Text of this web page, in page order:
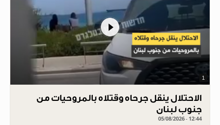
1
الاحتلال ينقل جرحاه وقتلاه بالمروحيات من
جنوب لبنان
05/08/2026 - 12:44